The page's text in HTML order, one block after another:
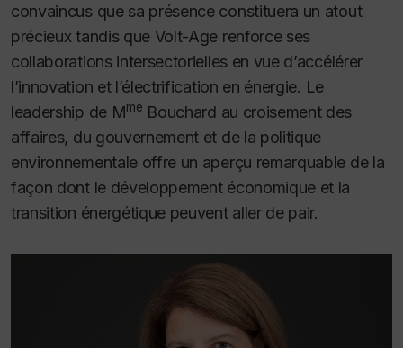
convaincus que sa présence constituera un atout
précieux tandis que Volt-Age renforce ses
collaborations intersectorielles en vue d’accélérer
l’innovation et l’électrification en énergie. Le
leadership de Mme Bouchard au croisement des
affaires, du gouvernement et de la politique
environnementale offre un aperçu remarquable de la
façon dont le développement économique et la
transition énergétique peuvent aller de pair.